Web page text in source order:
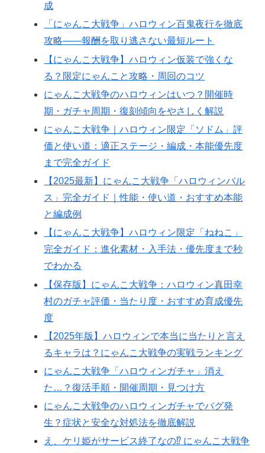
成
「にゃんこ大戦争」ハロウィン百鬼夜行を徹底
攻略――報酬を取り逃さない最短ルート
【にゃんこ大戦争】ハロウィン仮装で強くな
る？限定にゃんこと攻略・周回のコツ
にゃんこ大戦争のハロウィンはいつ？開催時
期・ガチャ周期・復刻傾向をやさしく解説
にゃんこ大戦争｜ハロウィン限定「ソドム」評
価と使い道：適正ステージ・編成・本能優先度
まで完全ガイド
【2025最新】にゃんこ大戦争「ハロウィンバル
ス」完全ガイド｜性能・使い道・おすすめ本能
と編成例
【にゃんこ大戦争】ハロウィン限定「ねねこ」
完全ガイド：進化素材・入手法・優先度まで秒
でわかる
【保存版】にゃんこ大戦争：ハロウィン真田幸
村のガチャ評価・当たり度・おすすめ育成優先
度
【2025年版】ハロウィンで本当に当たりと言え
るキャラは？にゃんこ大戦争の実戦ランキング
にゃんこ大戦争「ハロウィンガチャ」消え
た…？復活手順・開催周期・見つけ方
にゃんこ大戦争のハロウィンガチャでバグ発
生？症状と安全な対処法を徹底解説
え、ケリ姫がサービス終了なの⁉ にゃんこ大戦争